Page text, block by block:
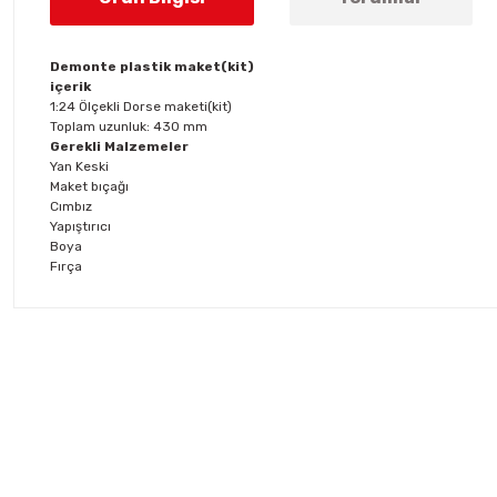
Demonte plastik maket(kit)
içerik
1:24 Ölçekli Dorse maketi(kit)
Toplam uzunluk: 430 mm
Gerekli Malzemeler
Yan Keski
Maket bıçağı
Cımbız
Yapıştırıcı
Boya
Fırça